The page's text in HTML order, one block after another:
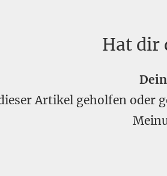
Hat dir
Artikel geholfen oder